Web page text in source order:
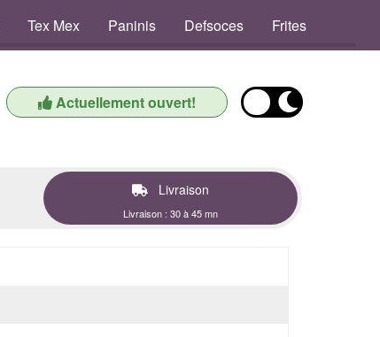
Tex Mex Paninis Defsoces Frites
Actuellement ouvert!
Livraison
Livraison : 30 à 45 mn